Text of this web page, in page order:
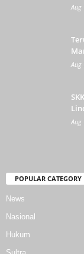
Aug
Aug
Aug
POPULAR CATEGORY
News
Nasional
Hukum